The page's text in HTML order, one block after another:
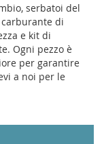
serbatoi del
di
e kit di
Ogni pezzo è
per garantire
a noi per le